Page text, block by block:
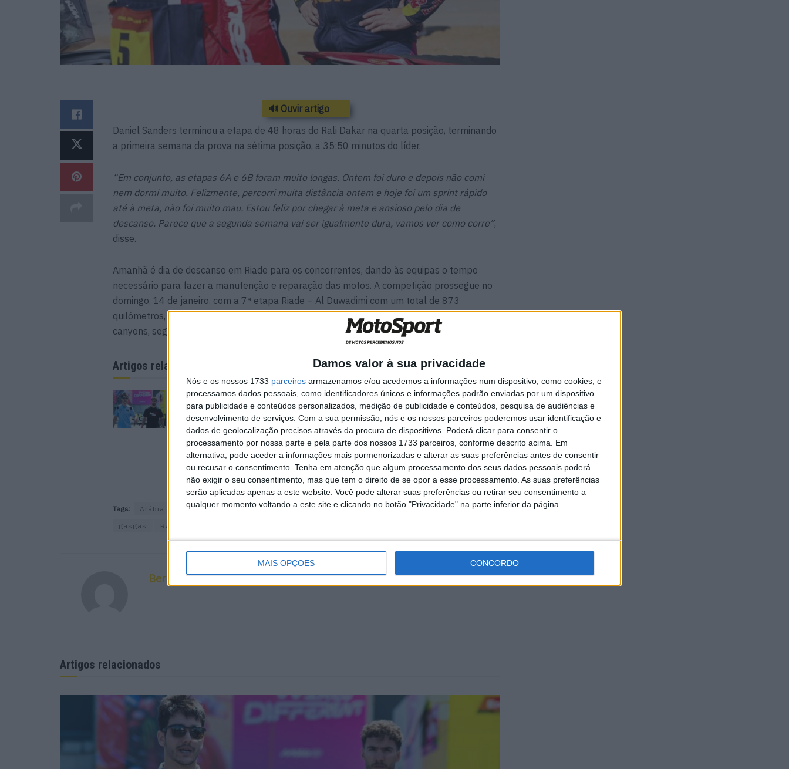
Damos valor à sua privacidade
Nós e os nossos 1733 parceiros armazenamos e/ou acedemos a informações num dispositivo, como cookies, e
processamos dados pessoais, como identificadores únicos e informações padrão enviadas por um dispositivo
para publicidade e conteúdos personalizados, medição de publicidade e conteúdos, pesquisa de audiências e
desenvolvimento de serviços. Com a sua permissão, nós e os nossos parceiros poderemos usar identificação e
dados de geolocalização precisos através da procura de dispositivos. Poderá clicar para consentir o
processamento por nossa parte e pela parte dos nossos 1733 parceiros, conforme descrito acima. Em
alternativa, pode aceder a informações mais pormenorizadas e alterar as suas preferências antes de consentir
ou recusar o consentimento. Tenha em atenção que algum processamento dos seus dados pessoais poderá
não exigir o seu consentimento, mas que tem o direito de se opor a esse processamento. As suas preferências
serão aplicadas apenas a este website. Você pode alterar suas preferências ou retirar seu consentimento a
qualquer momento voltando a este site e clicando no botão "Privacidade" na parte inferior da página.
MAIS OPÇÕES CONCORDO
🔊 Ouvir artigo
Daniel Sanders terminou a etapa de 48 horas do Rali Dakar na quarta posição, terminando
a primeira semana da prova na sétima posição, a 35:50 minutos do líder.
“Em conjunto, as etapas 6A e 6B foram muito longas. Ontem foi duro e depois não comi
nem dormi muito. Felizmente, percorri muita distância ontem e hoje foi um sprint rápido
até à meta, não foi muito mau. Estou feliz por chegar à meta e ansioso pelo dia de
descanso. Parece que a segunda semana vai ser igualmente dura, vamos ver como corre”,
disse.
Amanhã é dia de descanso em Riade para os concorrentes, dando às equipas o tempo
necessário para fazer a manutenção e reparação das motos. A competição prossegue no
domingo, 14 de janeiro, com a 7ª etapa Riade – Al Duwadimi com um total de 873
quilómetros, dos quais 483 em especial cronometrada. A primeira parte é um labirinto de
canyons, seguido por dunas.
Artigos relacionados
MotoGP: Iker Lecuona
ambiciona Top 10 em
Silverstone
6 AGOSTO, 2026
MotoGP: Marco Bezzecchi
recebe luz verde para correr
em Silverstone
6 AGOSTO, 2026
Tags: Arábia Saudita Campeonato Mundial Rally Raid Dakar 2024
Daniel Sanders
gasgas
Rali Dakar
Bernardo Figueiredo
Artigos relacionados